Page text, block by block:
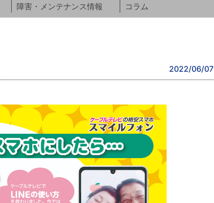
障害・メンテナンス情報 コラム
2022/06/07